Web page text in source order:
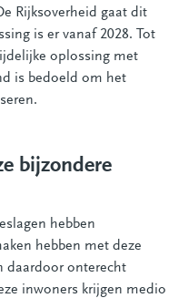
Rijksoverheid gaat dit
is er vanaf 2028. Tot
oplossing met
is bedoeld om het
bijzondere
hebben
hebben met deze
daardoor onterecht
inwoners krijgen medio